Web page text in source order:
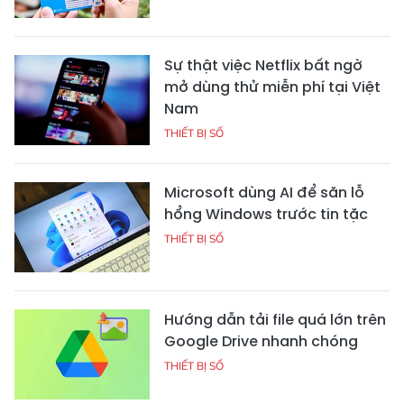
Sự thật việc Netflix bất ngờ
mở dùng thử miễn phí tại Việt
Nam
THIẾT BỊ SỐ
Microsoft dùng AI để săn lỗ
hổng Windows trước tin tặc
THIẾT BỊ SỐ
Hướng dẫn tải file quá lớn trên
Google Drive nhanh chóng
THIẾT BỊ SỐ